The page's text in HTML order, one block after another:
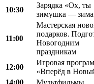
10:30
Зарядка «Ох, ты
зимушка —
11:00
Мастерская
подарков.
Новогодним
праздникам
12:00
Игровая
«Вперёд в
14:00
Мультфильмы